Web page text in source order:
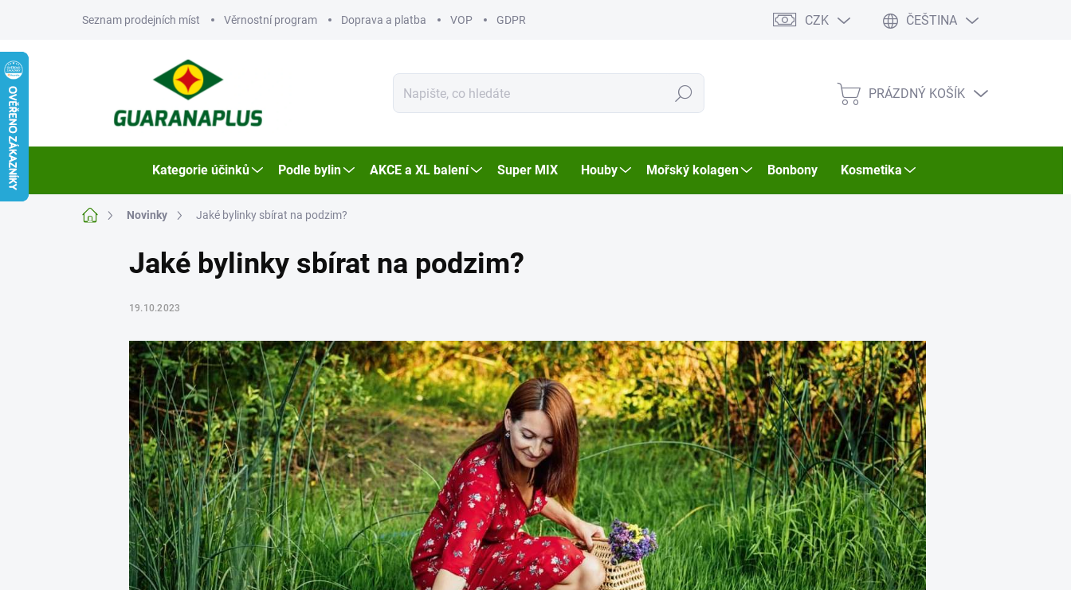
Seznam prodejních míst Věrnostní program Doprava a platba VOP GDPR CZK ČEŠTINA
Hledat
NÁKUPNÍ
PRÁZDNÝ KOŠÍK
Kategorie účinků Podle bylin AKCE a XL balení Super MIX Houby Mořský kolagen Bonbony Kosmetika
Domů Novinky Jaké bylinky sbírat na podzim?
Jaké bylinky sbírat na podzim?
19.10.2023